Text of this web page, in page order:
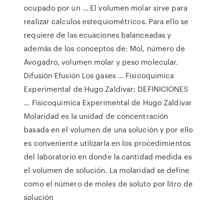
ocupado por un ... El volumen molar sirve para
realizar calculos estequiométricos. Para ello se
requiere de las ecuaciones balanceadas y
además de los conceptos de: Mol, número de
Avogadro, volumen molar y peso molecular.
Difusión Efusión Los gases … Fisicoquimica
Experimental de Hugo Zaldivar: DEFINICIONES
... Fisicoquimica Experimental de Hugo Zaldivar
Molaridad es la unidad de concentración
basada en el volumen de una solución y por ello
es conveniente utilizarla en los procedimientos
del laboratorio en donde la cantidad medida es
el volumen de solución. La molaridad se define
como el número de moles de soluto por litro de
solución